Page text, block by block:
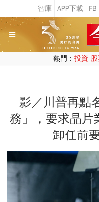
熱門： 投資 股
影／川普再點
務」，要求晶
卸任前